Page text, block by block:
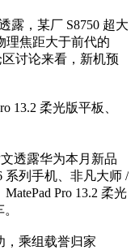
露，某厂 S8750 超大
理焦距大于前代的
讨论来看，新机预
13.2 柔光版平板、
透露华为本月新品
系列手机、非凡大师 /
Pro 13.2 柔光
，乘组载誉归家